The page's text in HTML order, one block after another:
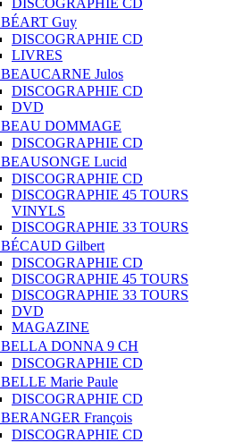
DISCOGRAPHIE CD
BÉART Guy
DISCOGRAPHIE CD
LIVRES
BEAUCARNE Julos
DISCOGRAPHIE CD
DVD
BEAU DOMMAGE
DISCOGRAPHIE CD
BEAUSONGE Lucid
DISCOGRAPHIE CD
DISCOGRAPHIE 45 TOURS
VINYLS
DISCOGRAPHIE 33 TOURS
BÉCAUD Gilbert
DISCOGRAPHIE CD
DISCOGRAPHIE 45 TOURS
DISCOGRAPHIE 33 TOURS
DVD
MAGAZINE
BELLA DONNA 9 CH
DISCOGRAPHIE CD
BELLE Marie Paule
DISCOGRAPHIE CD
BERANGER François
DISCOGRAPHIE CD